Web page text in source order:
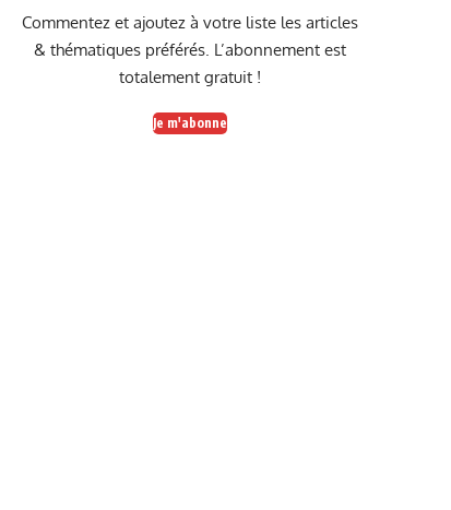
Commentez et ajoutez à votre liste les articles
& thématiques préférés. L’abonnement est
totalement gratuit !
Je m'abonne